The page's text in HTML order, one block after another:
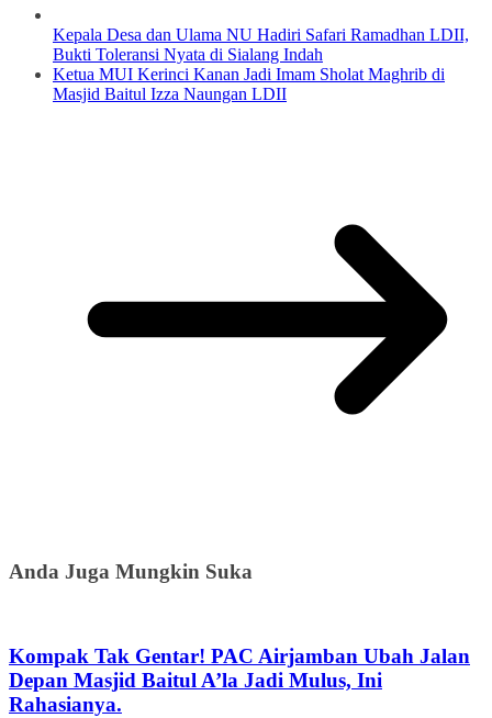
Kepala Desa dan Ulama NU Hadiri Safari Ramadhan LDII,
Bukti Toleransi Nyata di Sialang Indah
Ketua MUI Kerinci Kanan Jadi Imam Sholat Maghrib di
Masjid Baitul Izza Naungan LDII
Anda Juga Mungkin Suka
Kompak Tak Gentar! PAC Airjamban Ubah Jalan
Depan Masjid Baitul A’la Jadi Mulus, Ini
Rahasianya.